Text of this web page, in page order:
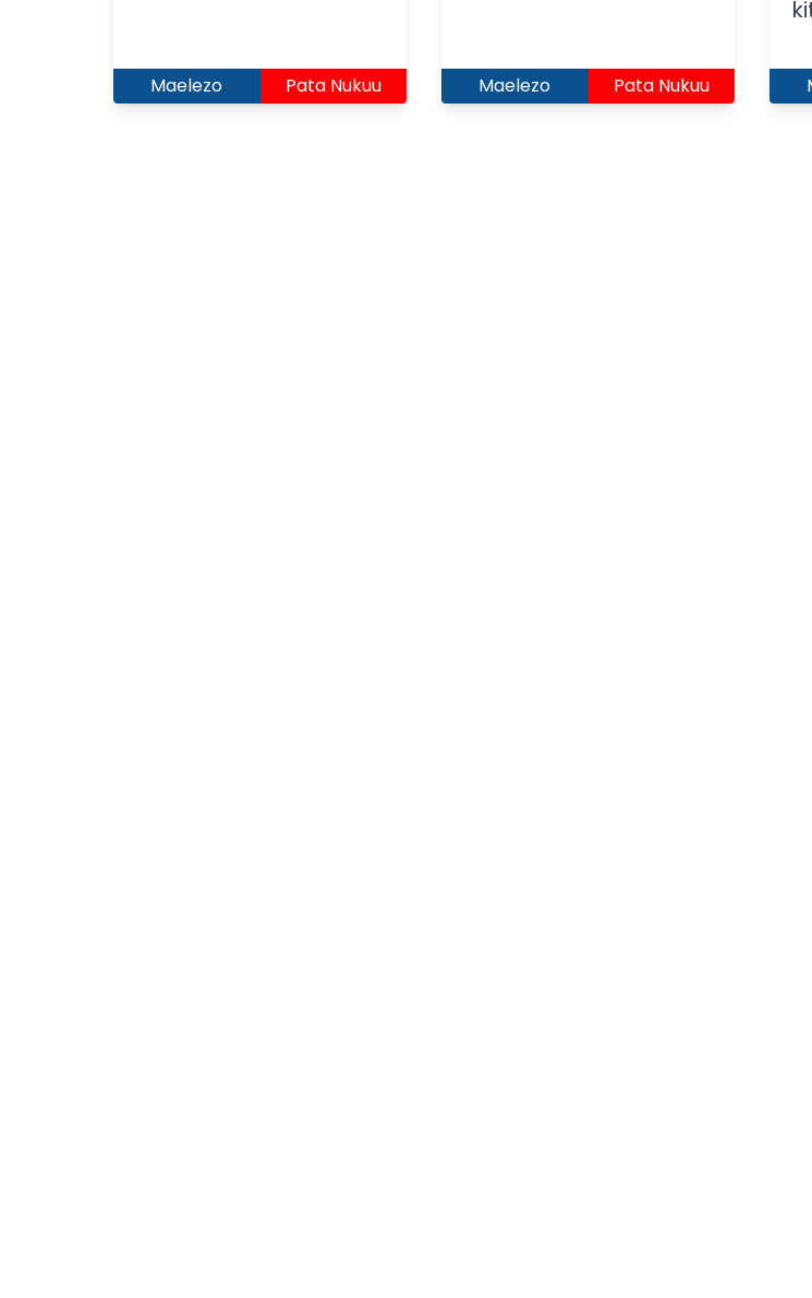
Maelezo Pata Nukuu Maelezo Pata Nukuu